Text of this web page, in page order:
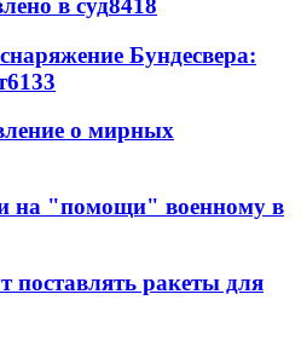
в суд8418
Бундесвера:
6133
о мирных
на "помощи" военному в
поставлять ракеты для